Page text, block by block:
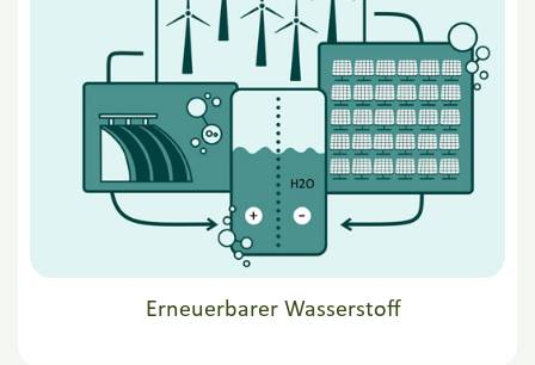
Erneuerbarer Wasserstoff